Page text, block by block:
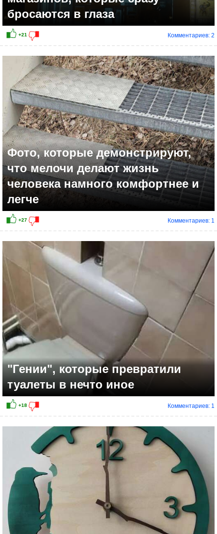
+15
бросаются в глаза
Комментариев: 2
Фото, которые демонстрируют,
что мелочи делают жизнь
человека намного комфортнее и
легче
Комментариев: 1
"Гении", которые превратили
туалеты в нечто иное
Комментариев: 1